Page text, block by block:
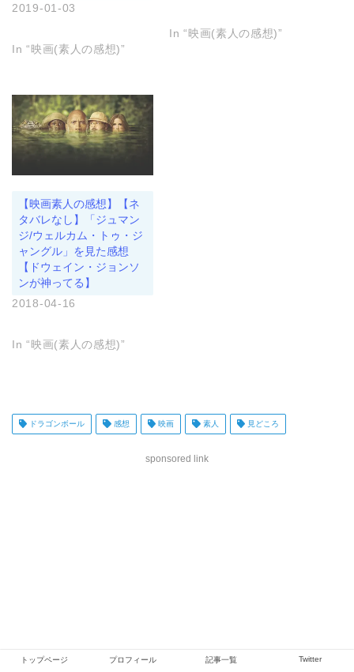
き
ま
2019-01-03
In “映画(素人の感想)”
In “映画(素人の感想)”
【映画素人の感想】【ネ
タバレなし】「ジュマン
ジ/ウェルカム・トゥ・ジ
ャングル」を見た感想
【ドウェイン・ジョンソ
ンが神ってる】
2018-04-16
In “映画(素人の感想)”
ドラゴンボール 感想 映画 素人 見どころ
sponsored link
トップページ プロフィール 記事一覧 Twitter